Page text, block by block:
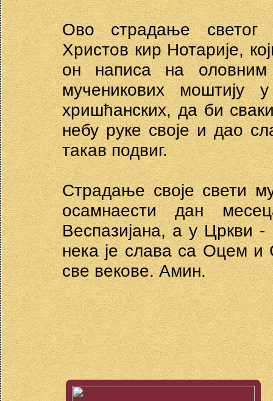
Ово страдање светог
Христов кир Нотарије,
он написа на
мученикових моштију
хришћанских, да би
небу руке своје и дао
такав подвиг.
Страдање своје свети
осамнаести дан
Веспазијана, а у Цркви
нека је слава са Оцем и
све векове. Амин.